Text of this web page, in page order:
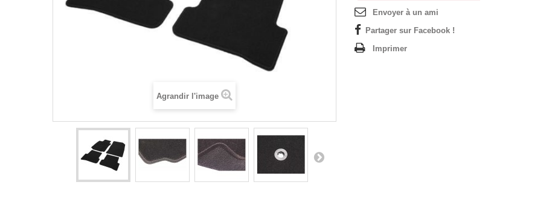
Agrandir l'image
Envoyer à un ami
Partager sur Facebook !
Imprimer